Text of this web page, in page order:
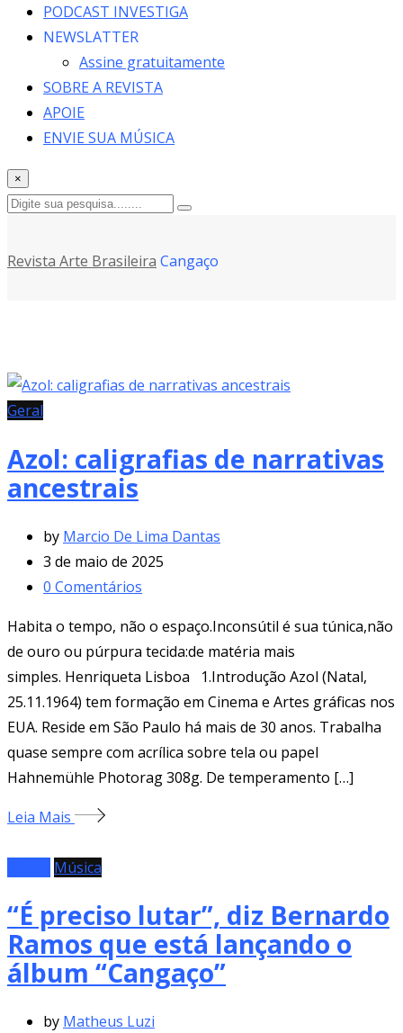
PODCAST INVESTIGA
NEWSLATTER
Assine gratuitamente
SOBRE A REVISTA
APOIE
ENVIE SUA MÚSICA
×
Revista Arte Brasileira Cangaço
Geral
Azol: caligrafias de narrativas
ancestrais
by Marcio De Lima Dantas
3 de maio de 2025
0 Comentários
Habita o tempo, não o espaço.Inconsútil é sua túnica,não
de ouro ou púrpura tecida:de matéria mais
simples. Henriqueta Lisboa 1.Introdução Azol (Natal,
25.11.1964) tem formação em Cinema e Artes gráficas nos
EUA. Reside em São Paulo há mais de 30 anos. Trabalha
quase sempre com acrílica sobre tela ou papel
Hahnemühle Photorag 308g. De temperamento […]
Leia Mais
Música
“É preciso lutar”, diz Bernardo
Ramos que está lançando o
álbum “Cangaço”
by Matheus Luzi